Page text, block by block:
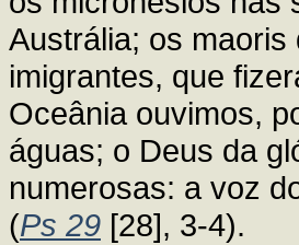
Austrália; os
imigrantes, que
Oceânia ouvimos,
águas; o Deus da
numerosas: a voz
(Ps 29 [28], 3-4).